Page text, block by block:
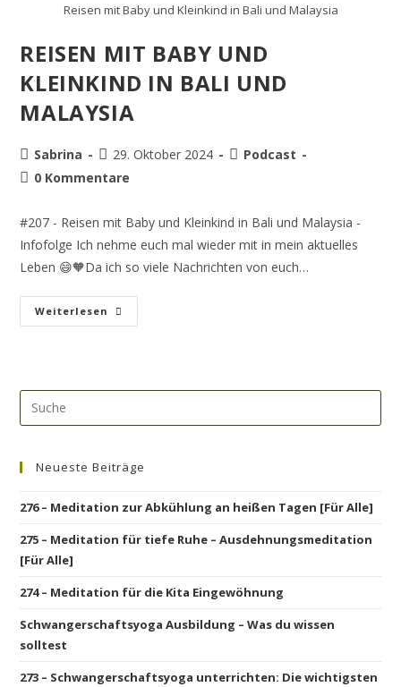
Reisen mit Baby und Kleinkind in Bali und Malaysia
REISEN MIT BABY UND
KLEINKIND IN BALI UND
MALAYSIA
Sabrina 29. Oktober 2024
Podcast
0 Kommentare
#207 - Reisen mit Baby und Kleinkind in Bali und Malaysia -
Infofolge Ich nehme euch mal wieder mit in mein aktuelles
Leben 😄🧡Da ich so viele Nachrichten von euch…
Weiterlesen
Neueste Beiträge
276 – Meditation zur Abkühlung an heißen Tagen [Für Alle]
275 – Meditation für tiefe Ruhe – Ausdehnungsmeditation
[Für Alle]
274 – Meditation für die Kita Eingewöhnung
Schwangerschaftsyoga Ausbildung – Was du wissen
solltest
273 – Schwangerschaftsyoga unterrichten: Die wichtigsten